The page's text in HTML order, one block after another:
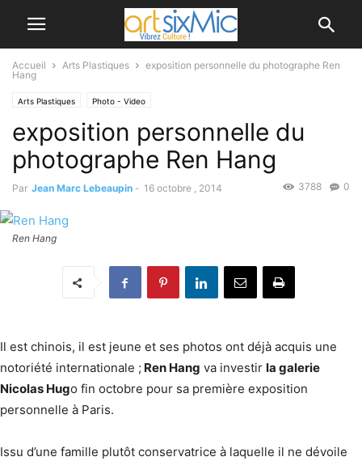
Accueil Arts Plastiques
exposition personnelle du photographe Ren
Hang
Arts Plastiques Photo - Video
exposition personnelle du
photographe Ren Hang
Par Jean Marc Lebeaupin - 16 octobre , 2014 0
3788
Ren Hang
Il est chinois, il est jeune et ses photos ont déjà acquis une
notoriété internationale ; Ren Hang va investir la galerie
Nicolas Hugo fin octobre pour sa première exposition
personnelle à Paris.
Issu d’une famille plutôt conservatrice à laquelle il ne dévoile